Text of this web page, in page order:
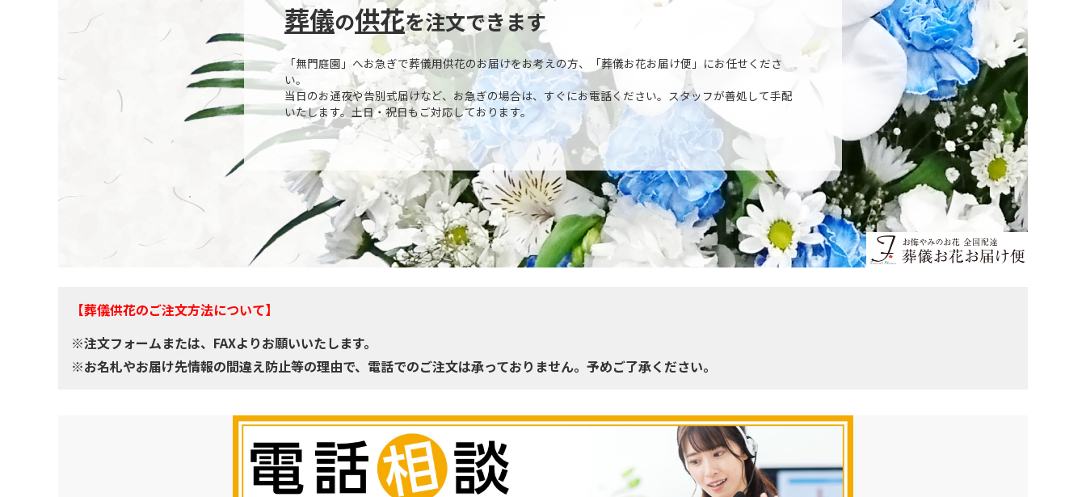
葬儀の供花を注文できます
「無門庭園」へお急ぎで葬儀用供花のお届けをお考えの方、「葬儀お花お届け便」にお任せくださ
い。
当日のお通夜や告別式届けなど、お急ぎの場合は、すぐにお電話ください。スタッフが善処して手配
いたします。土日・祝日もご対応しております。
【葬儀供花のご注文方法について】
※注文フォームまたは、FAXよりお願いいたします。
※お名札やお届け先情報の間違え防止等の理由で、電話でのご注文は承っておりません。予めご了承ください。